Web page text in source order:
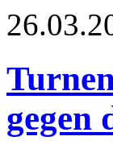
gegen